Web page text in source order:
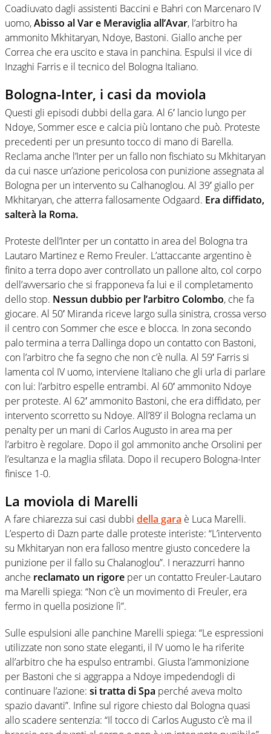
Coadiuvato dagli assistenti Baccini e Bahri con Marcenaro IV
uomo,Abisso al Var e Meraviglia all’Avar, l’arbitro ha
ammonito Mkhitaryan, Ndoye, Bastoni. Giallo anche per
Correa che era uscito e stava in panchina. Espulsi il vice di
Inzaghi Farris e il tecnico del Bologna Italiano.
Bologna-Inter, i casi da moviola
Questi gli episodi dubbi della gara. Al 6′ lancio lungo per
Ndoye, Sommer esce e calcia più lontano che può. Proteste
precedenti per un presunto tocco di mano di Barella.
Reclama anche l’Inter per un fallo non fischiato su Mkhitaryan
da cui nasce un’azione pericolosa con punizione assegnata al
Bologna per un intervento su Calhanoglou. Al 39′ giallo per
Mkhitaryan, che atterra fallosamente Odgaard. Era diffidato,
salterà la Roma.
Proteste dell’Inter per un contatto in area del Bologna tra
Lautaro Martinez e Remo Freuler. L’attaccante argentino è
finito a terra dopo aver controllato un pallone alto, col corpo
dell’avversario che si frapponeva fa lui e il completamento
dello stop. Nessun dubbio per l’arbitro Colombo, che fa
giocare. Al 50′ Miranda riceve largo sulla sinistra, crossa verso
il centro con Sommer che esce e blocca. In zona secondo
palo termina a terra Dallinga dopo un contatto con Bastoni,
con l’arbitro che fa segno che non c’è nulla. Al 59′ Farris si
lamenta col IV uomo, interviene Italiano che gli urla di parlare
con lui: l’arbitro espelle entrambi. Al 60′ ammonito Ndoye
per proteste. Al 62′ ammonito Bastoni, che era diffidato, per
intervento scorretto su Ndoye. All’89’ il Bologna reclama un
penalty per un mani di Carlos Augusto in area ma per
l’arbitro è regolare. Dopo il gol ammonito anche Orsolini per
l’esultanza e la maglia sfilata. Dopo il recupero Bologna-Inter
finisce 1-0.
La moviola di Marelli
A fare chiarezza sui casi dubbi della gara è Luca Marelli.
L’esperto di Dazn parte dalle proteste interiste: “L’intervento
su Mkhitaryan non era falloso mentre giusto concedere la
punizione per il fallo su Chalanoglou”. I nerazzurri hanno
anche reclamato un rigore per un contatto Freuler-Lautaro
ma Marelli spiega: “Non c’è un movimento di Freuler, era
fermo in quella posizione lì”.
Sulle espulsioni alle panchine Marelli spiega: “Le espressioni
utilizzate non sono state eleganti, il IV uomo le ha riferite
all’arbitro che ha espulso entrambi. Giusta l’ammonizione
per Bastoni che si aggrappa a Ndoye impedendogli di
continuare l’azione: si tratta di Spa perché aveva molto
spazio davanti”. Infine sul rigore chiesto dal Bologna quasi
allo scadere sentenzia: “Il tocco di Carlos Augusto c’è ma il